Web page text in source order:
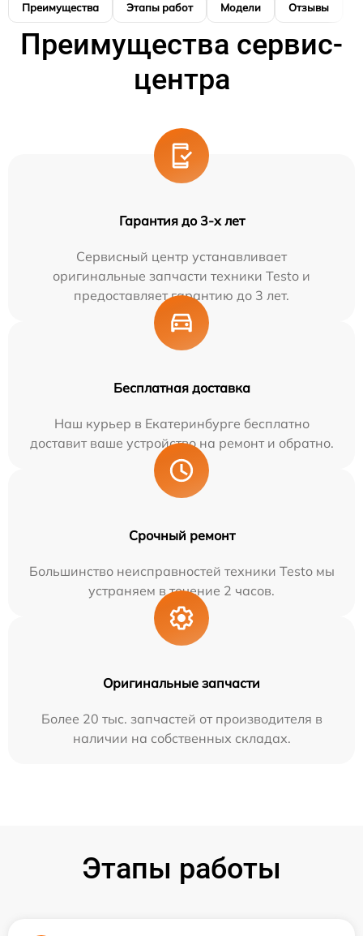
Преимущества Этапы работ Модели Отзывы
Преимущества сервис-
центра
Гарантия до 3-х лет
Сервисный центр устанавливает
оригинальные запчасти техники Testo и
предоставляет гарантию до 3 лет.
Бесплатная доставка
Наш курьер в Екатеринбурге бесплатно
доставит ваше устройство на ремонт и обратно.
Срочный ремонт
Большинство неисправностей техники Testo мы
устраняем в течение 2 часов.
Оригинальные запчасти
Более 20 тыс. запчастей от производителя в
наличии на собственных складах.
Этапы работы